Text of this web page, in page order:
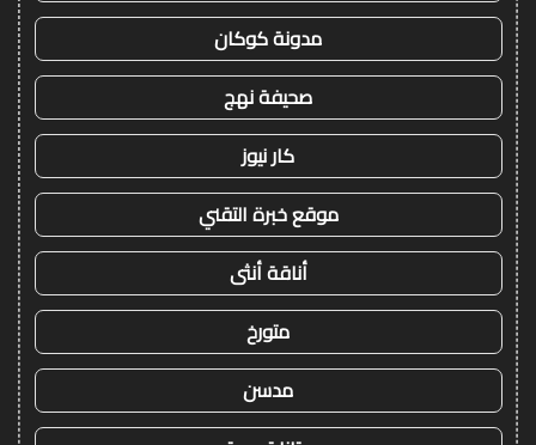
مدونة كوكان
صحيفة نهج
كار نيوز
موقع خبرة التقني
أناقة أنثى
متورخ
مدسن